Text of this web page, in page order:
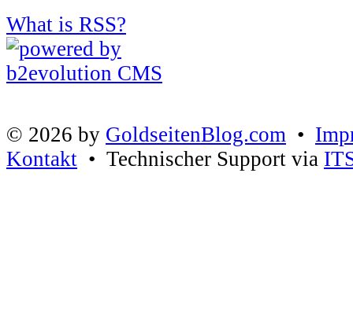
What is RSS?
© 2026 by GoldseitenBlog.com •
Kontakt • Technischer Support via